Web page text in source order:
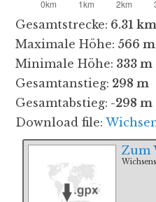
Gesamtstrecke: 6.31 km
Maximale Höhe: 566 m
Minimale Höhe: 333 m
Gesamtanstieg: 298 m
Gesamtabstieg: -298 m
Download file:
Zum